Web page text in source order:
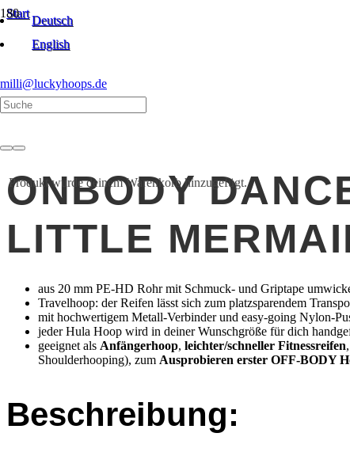
Deutsch
English
milli@luckyhoops.de
Produktwurde deinem Warenkorb hinzugefügt.
Start
Unkategorisiert
Little Mermaid
ONBODY
LITTLE
aus 20 mm PE-HD Rohr mit Schmuck- und Griptape
Travelhoop: der Reifen lässt sich zum platzsparendem
mit hochwertigem Metall-Verbinder und easy-going Nylon-
jeder Hula Hoop wird in deiner Wunschgröße für dich
geeignet als Anfängerhoop, leichter/schneller Fitnessreifen
Shoulderhooping), zum Ausprobieren erster OFF-BODY
Beschreibung: